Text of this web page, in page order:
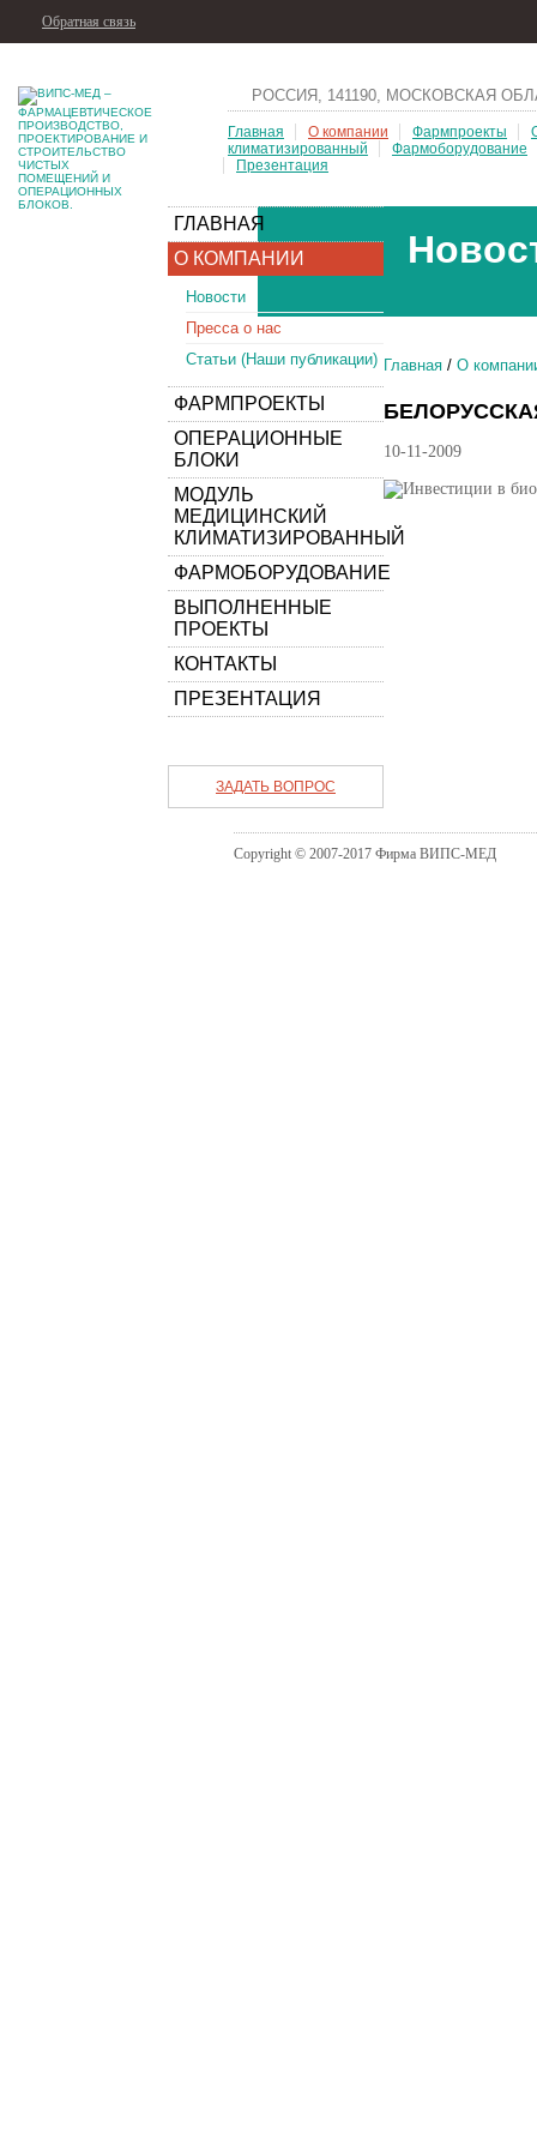
Обратная связь
РОССИЯ, 141190, МОСКОВСКАЯ
Главная О компании Фармпроекты
климатизированный
Фармоборудование
Презентация
ГЛАВНАЯ
О КОМПАНИИ
Новости
Пресса о нас
Статьи (Наши публикации)
ФАРМПРОЕКТЫ
ОПЕРАЦИОННЫЕ
БЛОКИ
МОДУЛЬ
МЕДИЦИНСКИЙ
КЛИМАТИЗИРОВАННЫЙ
ФАРМОБОРУДОВАНИЕ
ВЫПОЛНЕННЫЕ
ПРОЕКТЫ
КОНТАКТЫ
ПРЕЗЕНТАЦИЯ
ЗАДАТЬ ВОПРОС
Главная / О
10-11-2009
Copyright © 2007-2017 Фирма ВИПС-МЕД